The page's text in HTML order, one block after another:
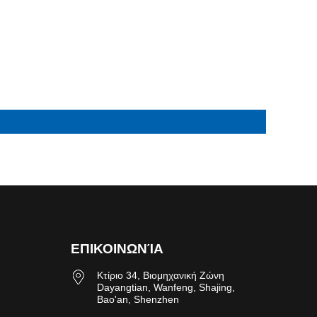
ΕΠΙΚΟΙΝΩΝΊΑ
Κτίριο 34, Βιομηχανική Ζώνη
Dayangtian, Wanfeng, Shajing,
Bao'an, Shenzhen